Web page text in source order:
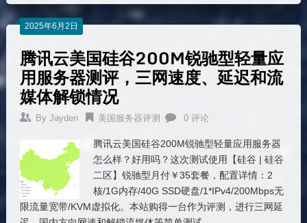
2025年6月2日
腾讯云美国硅谷200M锐驰型轻量应
用服务器测评，三网速度、延迟和流
媒体解锁情况
By Jayden 美国服务器评测 0 评论
腾讯云美国硅谷200M锐驰型轻量应用服务器
怎么样？好用吗？这次测试使用【硅谷 | 硅谷
二区】锐驰型月付￥35套餐，配置详情：2
核/1G内存/40G SSD硬盘/1*IPv4/200Mbps无
限流量宽带/KVM虚拟化。本站购得一台作为评测，进行三网延